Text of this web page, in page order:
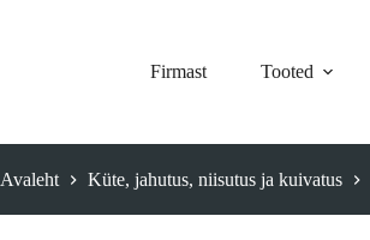
Firmast
Tooted
Avaleht Küte, jahutus, niisutus ja kuivatus